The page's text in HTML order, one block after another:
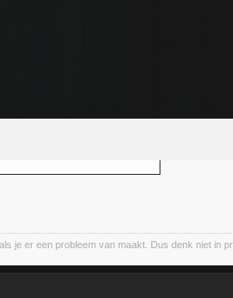
je er een probleem van maakt. Dus denk niet in